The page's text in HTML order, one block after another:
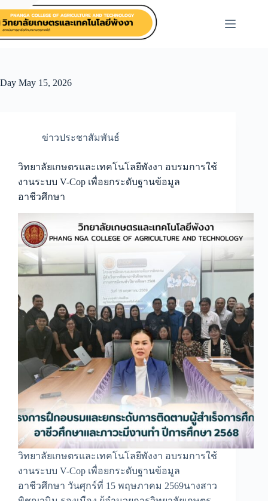
content
Day May 15, 2026
ข่าวประชาสัมพันธ์
วิทยาลัยเกษตรและเทคโนโลยีพังงา อบรมการใช้
งานระบบ V-Cop เพื่อยกระดับฐานข้อมูล
อาชีวศึกษา
วิทยาลัยเกษตรและเทคโนโลยีพังงา อบรมการใช้
งานระบบ V-Cop เพื่อยกระดับฐานข้อมูล
อาชีวศึกษา วันศุกร์ที่ 15 พฤษภาคม 2569นางสาว